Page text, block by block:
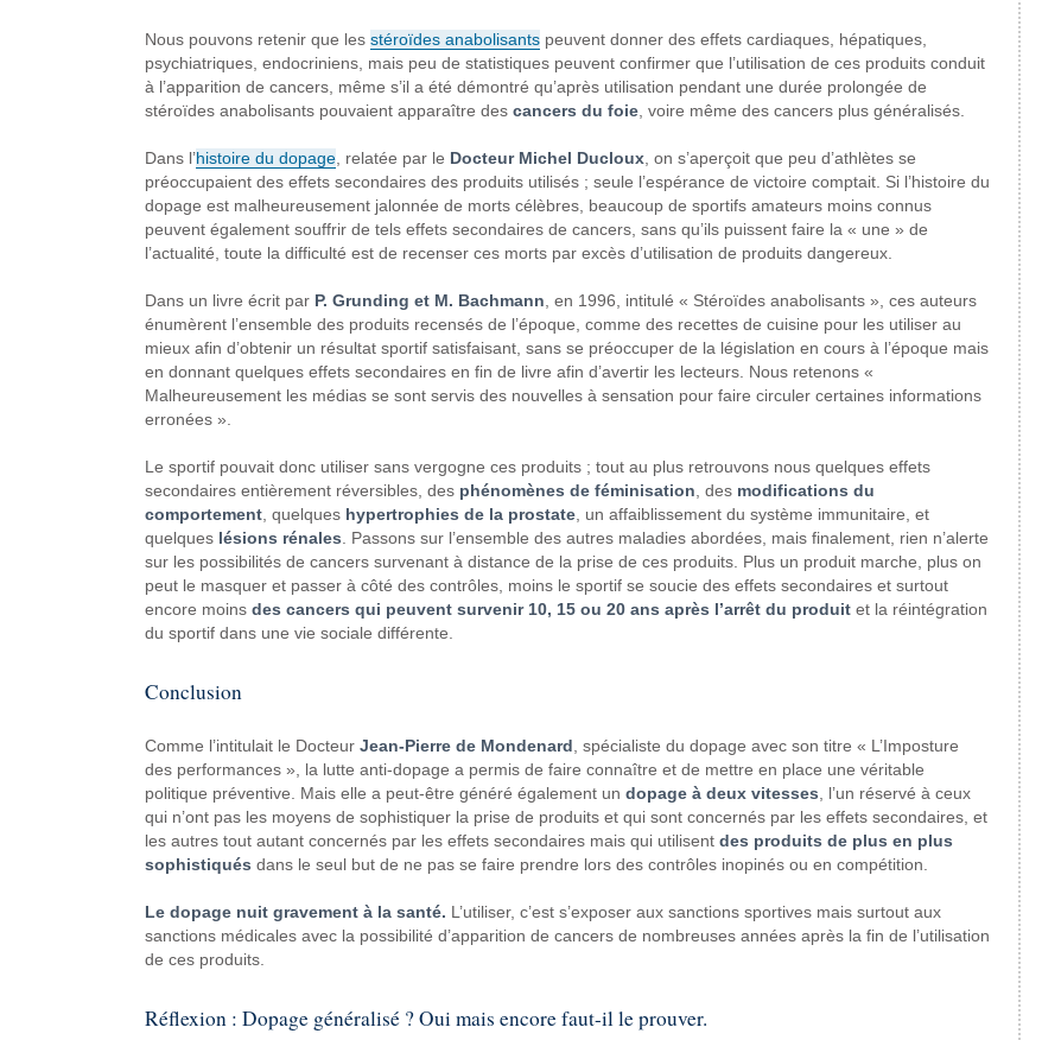
Nous pouvons retenir que les stéroïdes anabolisantspeuvent donner des effets cardiaques, hépatiques,
psychiatriques, endocriniens, mais peu de statistiques peuvent confirmer que l’utilisation de ces produits conduit
à l’apparition de cancers, même s’il a été démontré qu’après utilisation pendant une durée prolongée de
stéroïdes anabolisants pouvaient apparaître des cancers du foie, voire même des cancers plus généralisés.
Dans l’histoire du dopage, relatée par le Docteur Michel Ducloux, on s’aperçoit que peu d’athlètes se
préoccupaient des effets secondaires des produits utilisés ; seule l’espérance de victoire comptait. Si l’histoire du
dopage est malheureusement jalonnée de morts célèbres, beaucoup de sportifs amateurs moins connus
peuvent également souffrir de tels effets secondaires de cancers, sans qu’ils puissent faire la « une » de
l’actualité, toute la difficulté est de recenser ces morts par excès d’utilisation de produits dangereux.
Dans un livre écrit par P. Grunding et M. Bachmann , en 1996, intitulé « Stéroïdes anabolisants », ces auteurs
énumèrent l’ensemble des produits recensés de l’époque, comme des recettes de cuisine pour les utiliser au
mieux afin d’obtenir un résultat sportif satisfaisant, sans se préoccuper de la législation en cours à l’époque mais
en donnant quelques effets secondaires en fin de livre afin d’avertir les lecteurs. Nous retenons «
Malheureusement les médias se sont servis des nouvelles à sensation pour faire circuler certaines informations
erronées ».
Le sportif pouvait donc utiliser sans vergogne ces produits ; tout au plus retrouvons nous quelques effets
secondaires entièrement réversibles, des phénomènes de féminisation , des modifications du
comportement, quelques hypertrophies de la prostate, un affaiblissement du système immunitaire, et
quelqueslésions rénales . Passons sur l’ensemble des autres maladies abordées, mais finalement, rien n’alerte
sur les possibilités de cancers survenant à distance de la prise de ces produits. Plus un produit marche, plus on
peut le masquer et passer à côté des contrôles, moins le sportif se soucie des effets secondaires et surtout
encore moins des cancers qui peuvent survenir 10, 15 ou 20 ans après l’arrêt du produitet la réintégration
du sportif dans une vie sociale différente.
Conclusion
Comme l’intitulait le Docteur Jean-Pierre de Mondenard , spécialiste du dopage avec son titre « L’Imposture
des performances », la lutte anti-dopage a permis de faire connaître et de mettre en place une véritable
politique préventive. Mais elle a peut-être généré également un dopage à deux vitesses , l’un réservé à ceux
qui n’ont pas les moyens de sophistiquer la prise de produits et qui sont concernés par les effets secondaires, et
les autres tout autant concernés par les effets secondaires mais qui utilisent des produits de plus en plus
sophistiqués dans le seul but de ne pas se faire prendre lors des contrôles inopinés ou en compétition.
Le dopage nuit gravement à la santé. L’utiliser, c’est s’exposer aux sanctions sportives mais surtout aux
sanctions médicales avec la possibilité d’apparition de cancers de nombreuses années après la fin de l’utilisation
de ces produits.
Réflexion : Dopage généralisé ? Oui mais encore faut-il le prouver.